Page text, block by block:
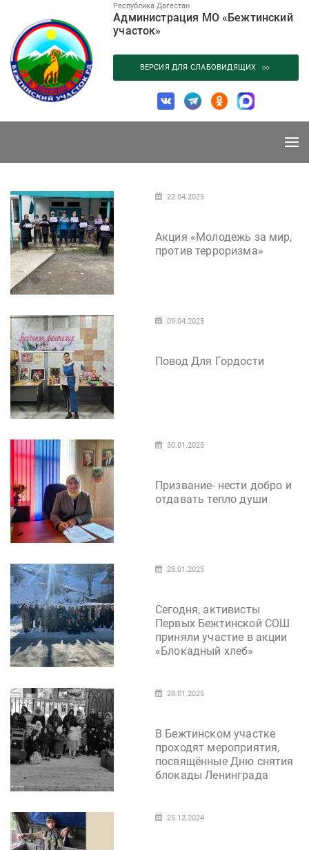
содержанию
Республика Дагестан
Администрация МО «Бежтинский
участок»
ВЕРСИЯ ДЛЯ СЛАБОВИДЯЩИХ
22.04.2025
Акция «Молодежь за мир,
против терроризма»
09.04.2025
Повод Для Гордости
30.01.2025
Призвание- нести добро и
отдавать тепло души
28.01.2025
Сегодня, активисты
Первых Бежтинской СОШ
приняли участие в акции
«Блокадный хлеб»
28.01.2025
В Бежтинском участке
проходят мероприятия,
посвящённые Дню снятия
блокады Ленинграда
25.12.2024